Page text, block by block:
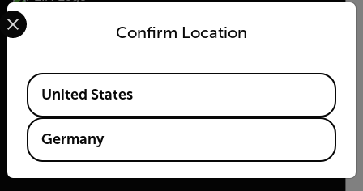
2026 © Flir Alle Rechte vorbehalten.
Confirm Location
Select your preferred country and language from the
Available Locations
United States
Germany